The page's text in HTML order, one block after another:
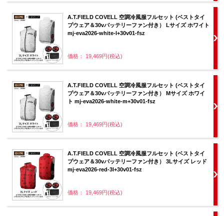
A.T.FIELD COVELL 空調冷風服フルセット (ベストタイ
プウェア＆30vバッテリーファン付き） Lサイズ ホワイト
mj-eva2026-white-l+30v01-fsz
価格： 19,469円(税込)
A.T.FIELD COVELL 空調冷風服フルセット (ベストタイ
プウェア＆30vバッテリーファン付き） Mサイズ ホワイ
ト mj-eva2026-white-m+30v01-fsz
価格： 19,469円(税込)
A.T.FIELD COVELL 空調冷風服フルセット (ベストタイ
プウェア＆30vバッテリーファン付き） 3Lサイズ レッド
mj-eva2026-red-3l+30v01-fsz
価格： 19,469円(税込)